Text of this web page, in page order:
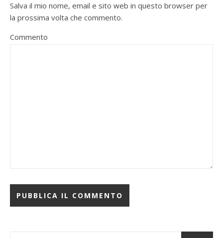
Salva il mio nome, email e sito web in questo browser per
la prossima volta che commento.
Commento